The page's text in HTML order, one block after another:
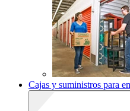
Cajas y suministros para